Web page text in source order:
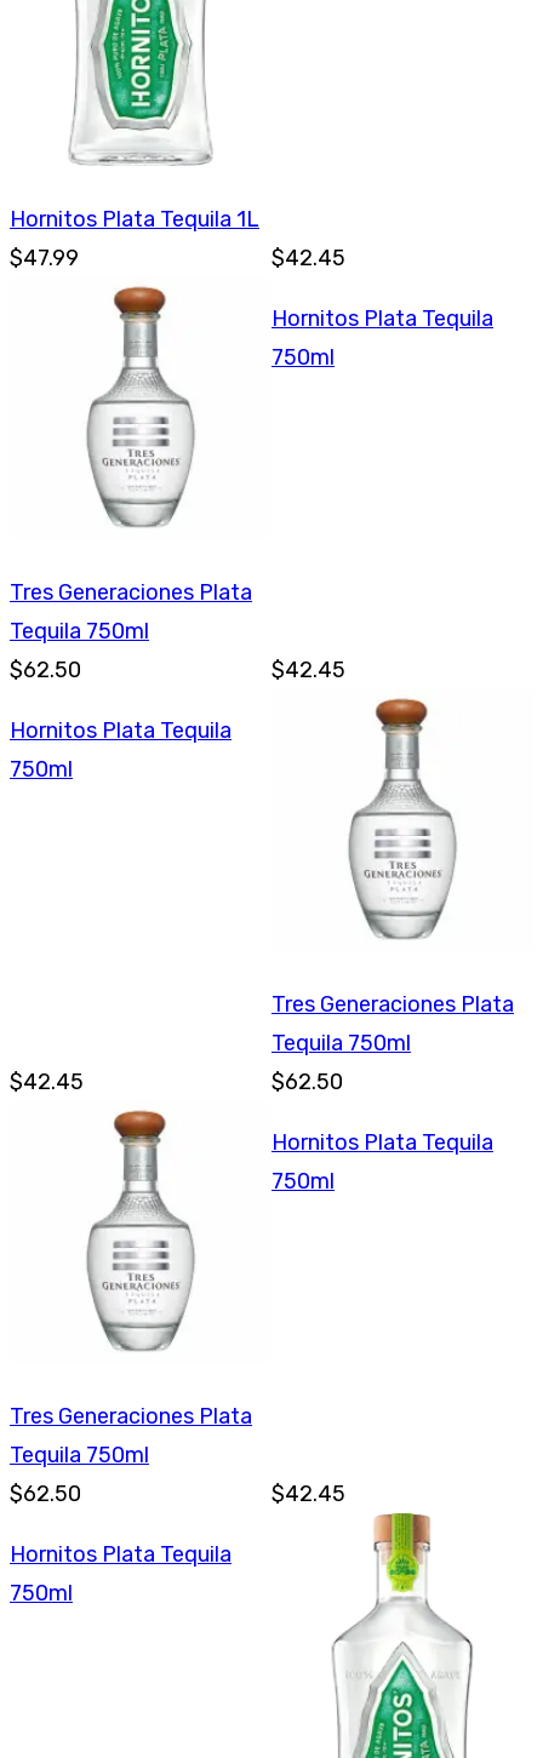
Hornitos Plata Tequila 1L
$47.99
$42.45
Tres Generaciones Plata
Tequila 750ml
$62.50
Hornitos Plata Tequila
750ml
$42.45
Hornitos Plata Tequila
750ml
$42.45
Tres Generaciones Plata
Tequila 750ml
$62.50
Tres Generaciones Plata
Tequila 750ml
$62.50
Hornitos Plata Tequila
750ml
$42.45
Hornitos Plata Tequila
750ml